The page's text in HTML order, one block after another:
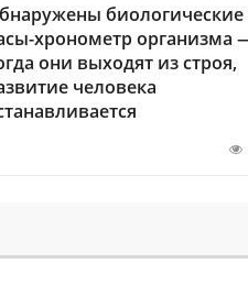
биологические
хронометр организма
они выходят из строя,
человека